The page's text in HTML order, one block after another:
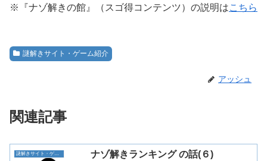
※『ナゾ解きの館』（スゴ得コンテンツ）の説明はこちら
謎解きサイト・ゲーム紹介
アッシュ
関連記事
ナゾ解きランキング の話(６)